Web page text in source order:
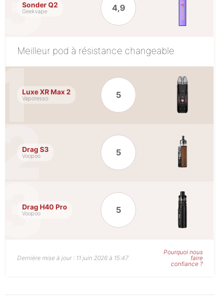
Sonder Q2
Geekvape 4,9
Meilleur pod à résistance changeable
Luxe XR Max 2
Vaporesso 5
Drag S3
Voopoo 5
Drag H40 Pro
Voopoo 5
Dernière mise à jour : 11 juin 2026 à 15:47
Pourquoi nous
faire
confiance ?